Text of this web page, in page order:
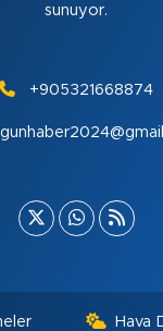
sunuyor.
+905321668874
Hava